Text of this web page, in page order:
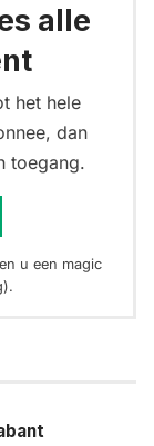
alle
het hele
dan
toegang.
u een magic